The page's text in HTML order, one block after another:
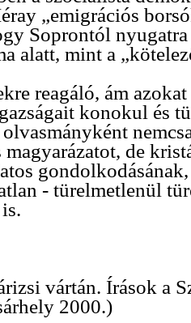
„emigrációs
Soprontól
alatt, mint a
reagáló, ám
konokul és
de
- türelmetlenül
vártán. Írások a
2000.)